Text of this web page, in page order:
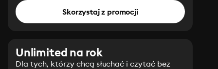
Skorzystaj z promocji
Unlimited na rok
Dla tych, którzy chcą słuchać i czytać bez